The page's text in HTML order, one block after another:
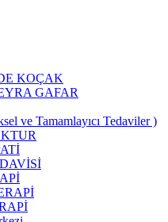
KOÇAK
GAFAR
ve Tamamlayıcı Tedaviler )